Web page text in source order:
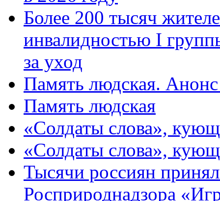
Более 200 тысяч
инвалидностью I
за уход
Память людская.
Память людская
«Солдаты слова»,
«Солдаты слова»,
Тысячи россиян
Росприроднадзора